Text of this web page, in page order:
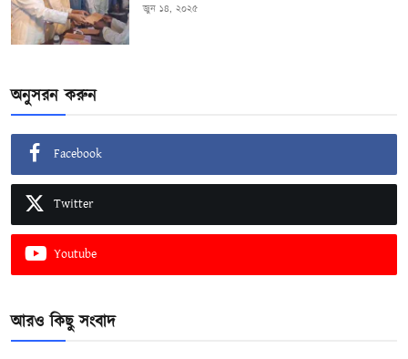
জুন ১৪, ২০২৫
অনুসরন করুন
Facebook
Twitter
Youtube
আরও কিছু সংবাদ